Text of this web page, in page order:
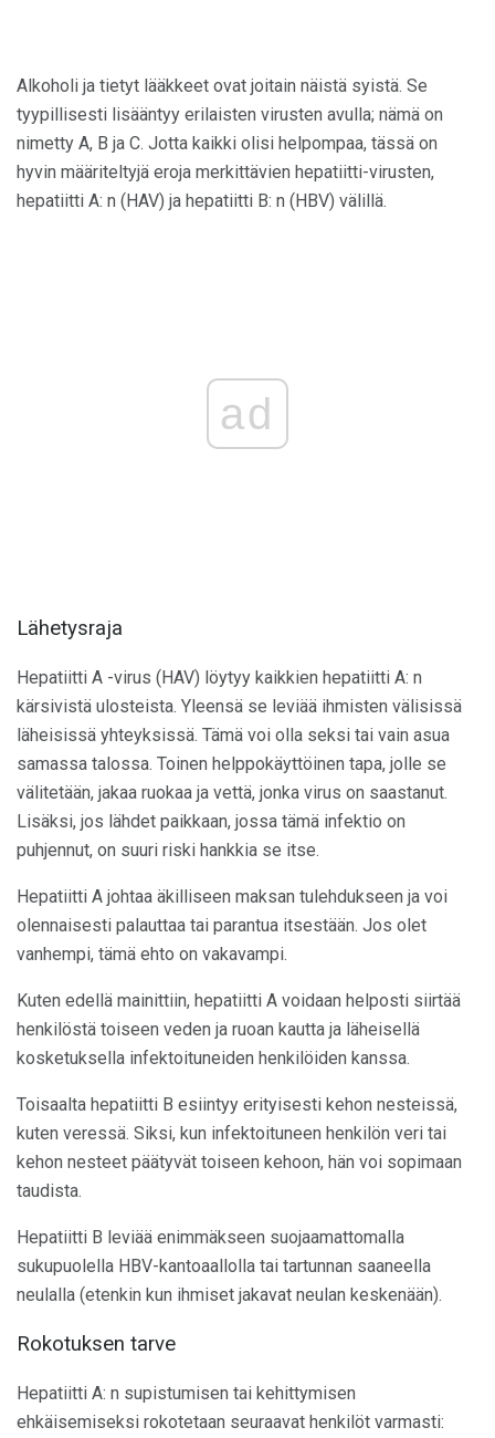
Alkoholi ja tietyt lääkkeet ovat joitain näistä syistä. Se
tyypillisesti lisääntyy erilaisten virusten avulla; nämä on
nimetty A, B ja C. Jotta kaikki olisi helpompaa, tässä on
hyvin määriteltyjä eroja merkittävien hepatiitti-virusten,
hepatiitti A: n (HAV) ja hepatiitti B: n (HBV) välillä.
ad
Lähetysraja
Hepatiitti A -virus (HAV) löytyy kaikkien hepatiitti A: n
kärsivistä ulosteista. Yleensä se leviää ihmisten välisissä
läheisissä yhteyksissä. Tämä voi olla seksi tai vain asua
samassa talossa. Toinen helppokäyttöinen tapa, jolle se
välitetään, jakaa ruokaa ja vettä, jonka virus on saastanut.
Lisäksi, jos lähdet paikkaan, jossa tämä infektio on
puhjennut, on suuri riski hankkia se itse.
Hepatiitti A johtaa äkilliseen maksan tulehdukseen ja voi
olennaisesti palauttaa tai parantua itsestään. Jos olet
vanhempi, tämä ehto on vakavampi.
Kuten edellä mainittiin, hepatiitti A voidaan helposti siirtää
henkilöstä toiseen veden ja ruoan kautta ja läheisellä
kosketuksella infektoituneiden henkilöiden kanssa.
Toisaalta hepatiitti B esiintyy erityisesti kehon nesteissä,
kuten veressä. Siksi, kun infektoituneen henkilön veri tai
kehon nesteet päätyvät toiseen kehoon, hän voi sopimaan
taudista.
Hepatiitti B leviää enimmäkseen suojaamattomalla
sukupuolella HBV-kantoaallolla tai tartunnan saaneella
neulalla (etenkin kun ihmiset jakavat neulan keskenään).
Rokotuksen tarve
Hepatiitti A: n supistumisen tai kehittymisen
ehkäisemiseksi rokotetaan seuraavat henkilöt varmasti: